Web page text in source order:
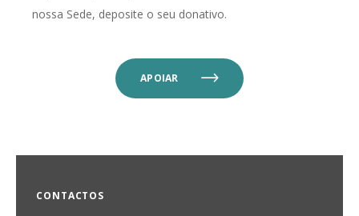
nossa Sede, deposite o seu donativo.
APOIAR
CONTACTOS